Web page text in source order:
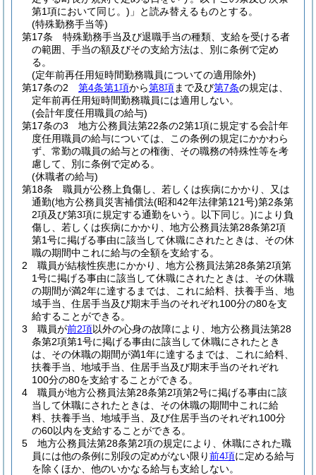
第1項において同じ。) 」と読み替えるものとする。
(特殊勤務手当等)
第17条
特殊勤務手当及び退職手当の種類、支給を受ける者
の範囲、手当の額及びその支給方法は、別に条例で定め
る。
(定年前再任用短時間勤務職員についての適用除外)
第17条の2
第4条第1項から第8項まで及び第7条の規定は、
定年前再任用短時間勤務職員には適用しない。
(会計年度任用職員の給与)
第17条の3
地方公務員法第22条の2第1項に規定する会計年
度任用職員の給与については、この条例の規定にかかわら
ず、常勤の職員の給与との権衡、その職務の特殊性等を考
慮して、別に条例で定める。
(休職者の給与)
第18条
職員が公務上負傷し、若しくは疾病にかかり、又は
通勤(地方公務員災害補償法(昭和42年法律第121号)第2条第
2項及び第3項に規定する通勤をいう。以下同じ。)により負
傷し、若しくは疾病にかかり、地方公務員法第28条第2項
第1号に掲げる事由に該当して休職にされたときは、その休
職の期間中これに給与の全額を支給する。
2
職員が結核性疾患にかかり、地方公務員法第28条第2項第
1号に掲げる事由に該当して休職にされたときは、その休職
の期間が満2年に達するまでは、これに給料、扶養手当、地
域手当、住居手当及び期末手当のそれぞれ100分の80を支
給することができる。
3
職員が前2項以外の心身の故障により、地方公務員法第28
条第2項第1号に掲げる事由に該当して休職にされたとき
は、その休職の期間が満1年に達するまでは、これに給料、
扶養手当、地域手当、住居手当及び期末手当のそれぞれ
100分の80を支給することができる。
4
職員が地方公務員法第28条第2項第2号に掲げる事由に該
当して休職にされたときは、その休職の期間中これに給
料、扶養手当、地域手当、及び住居手当のそれぞれ100分
の60以内を支給することができる。
5
地方公務員法第28条第2項の規定により、休職にされた職
員には他の条例に別段の定めがない限り前4項に定める給与
を除くほか、他のいかなる給与も支給しない。